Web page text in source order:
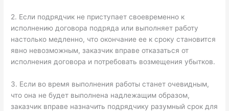
2. Если подрядчик не приступает своевременно к
исполнению договора подряда или выполняет работу
настолько медленно, что окончание ее к сроку становится
явно невозможным, заказчик вправе отказаться от
исполнения договора и потребовать возмещения убытков.
3. Если во время выполнения работы станет очевидным,
что она не будет выполнена надлежащим образом,
заказчик вправе назначить подрядчику разумный срок для